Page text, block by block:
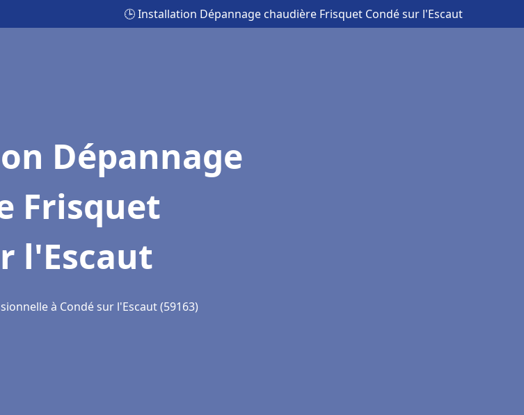
🕒 Installation Dépannage chaudière Frisquet Condé sur l'Escaut
Dépannage
Frisquet
l'Escaut
à Condé sur l'Escaut (59163)